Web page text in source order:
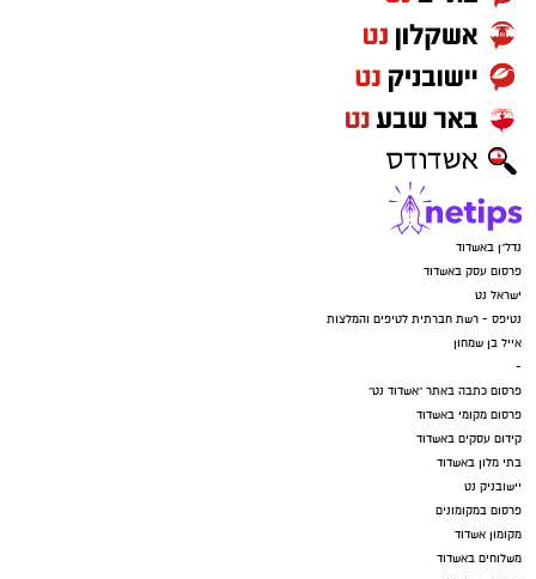
נדל"ן באשדוד
פרסום עסק באשדוד
ישראל נט
נטיפס - רשת חברתית לטיפים והמלצות
אייל בן שמחון
-
פרסום כתבה באתר "אשדוד נט"
פרסום מקומי באשדוד
קידום עסקים באשדוד
בתי מלון באשדוד
יישובניק נט
פרסום במקומונים
מקומון אשדוד
משלוחים באשדוד